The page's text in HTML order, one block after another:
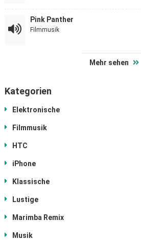
Pink Panther
Filmmusik
Mehr sehen
Kategorien
Elektronische
Filmmusik
HTC
iPhone
Klassische
Lustige
Marimba Remix
Musik